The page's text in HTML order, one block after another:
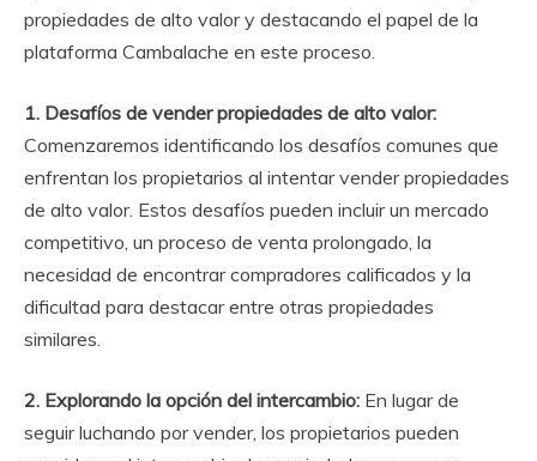
propiedades de alto valor y destacando el papel de la
plataforma Cambalache en este proceso.
1. Desafíos de vender propiedades de alto valor:
Comenzaremos identificando los desafíos comunes que
enfrentan los propietarios al intentar vender propiedades
de alto valor. Estos desafíos pueden incluir un mercado
competitivo, un proceso de venta prolongado, la
necesidad de encontrar compradores calificados y la
dificultad para destacar entre otras propiedades
similares.
2. Explorando la opción del intercambio: En lugar de
seguir luchando por vender, los propietarios pueden